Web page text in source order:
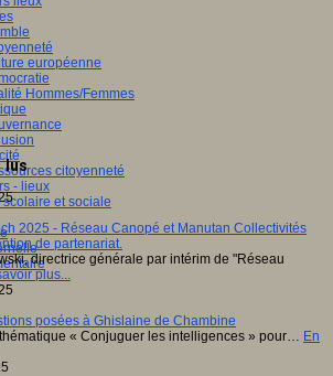
européenne
Hommes/Femmes
citoyenneté
- lieux
scolaire et sociale
lus
2025 - Réseau Canopé et Manutan Collectivités
de partenariat.
directrice générale par intérim de "Réseau
plus...
posées à Ghislaine de Chambine
« Conjuguer les intelligences » pour… En